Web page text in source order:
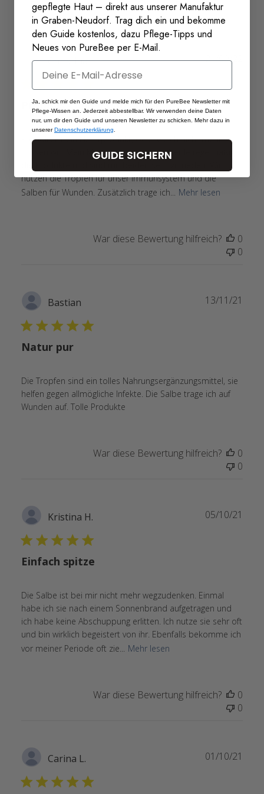
Bewertungen
suchen
Filter
Christina
Propolis - innen und außen
Propolis ist ein Naturprodukt, welches ich nicht mehr
missen will. Mein Mann und ich nutzen beide regelmäßig
nutzen die Tropfen für unser Immunsystem und die
Salben für Wunden. Zusätzlich trage ich...
Mehr lesen
21/09/22
War diese Bewertung hilfreich?
0
0
Bastian
Natur pur
Die Tropfen sind ein tolles Nahrungsergänzungsmittel, sie
helfen gegen allmögliche Infekte. Die Salbe trage ich auf
Wunden auf. Tolle Produkte
13/11/21
War diese Bewertung hilfreich?
0
0
Kristina H.
Einfach spitze
Die Salbe ist bei mir nicht mehr wegzudenken. Einmal
habe ich sie nach einem Sonnenbrand aufgetragen und
ich habe keine Abschuppung erlitten. Ich nutze sie sehr oft
und bin wirklich begeistert von ihr. Ebenfalls bekomme ich
vor meiner Periode oft zie...
Mehr lesen
05/10/21
War diese Bewertung hilfreich?
0
0
Carina L. 01/10/21
gepflegte Haut – direkt aus unserer Manufaktur
in Graben-Neudorf. Trag dich ein und bekomme
den Guide kostenlos, dazu Pflege-Tipps und
Neues von PureBee per E-Mail.
Email
Ja, schick mir den Guide und melde mich für den PureBee Newsletter mit
Pflege-Wissen an. Jederzeit abbestellbar. Wir verwenden deine Daten
nur, um dir den Guide und unseren Newsletter zu schicken. Mehr dazu in
unsererDatenschutzerklärung
GUIDE SICHERN